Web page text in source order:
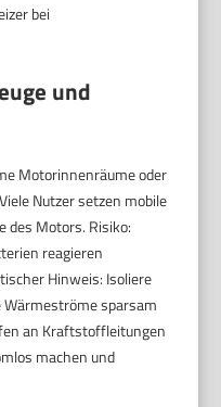
bei
und
Motorinnenräume oder
Nutzer setzen mobile
des Motors. Risiko:
reagieren
Hinweis: Isoliere
Wärmeströme sparsam
an Kraftstoffleitungen
machen und